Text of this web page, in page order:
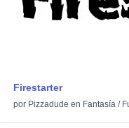
Firestarter
por Pizzadude en Fantasía /